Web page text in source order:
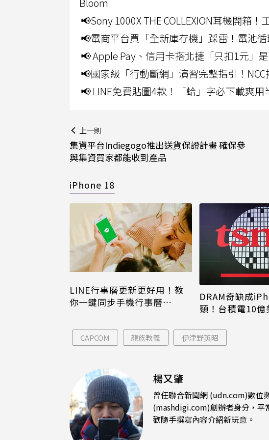
📢Sony 1000X THE COLLEXION耳機開箱
📢電商平台買「全新庫存機」踩雷！電池
📢 Apple Pay、信用卡搭北捷「只扣1元」
📢國家級「行動斷網」演習完整指引！
📢 LINE免費貼圖4款！「蛤」字必下載爽
上一則
集資平台Indiegogo推出送貨保證計畫 確保參
與集資買家都能收到產品
iPhone 18
LINE行事曆更新更好用！教
你一鍵同步手機行事曆
DRAM奇缺成
頸！台積電10億
CAPCOM 龍族教義 伊津野英昭
楊又肇
曾任聯合新聞網 (udn.com)數位
(mashdigi.com)創辦者身分，平
歡隨手撰寫內容介紹新玩意。